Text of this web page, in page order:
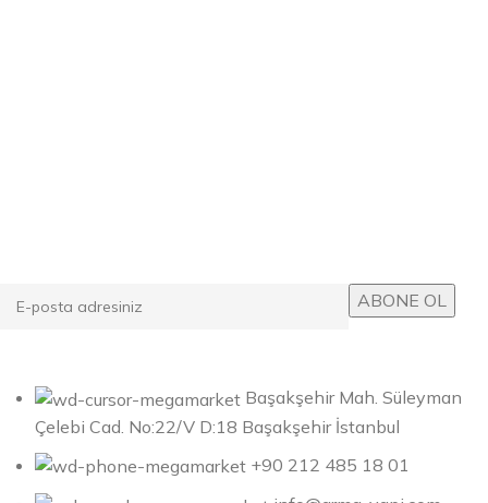
Başakşehir Mah. Süleyman
Çelebi Cad. No:22/V D:18 Başakşehir İstanbul
+90 212 485 18 01